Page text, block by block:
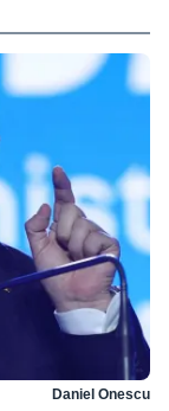
Daniel Onescu